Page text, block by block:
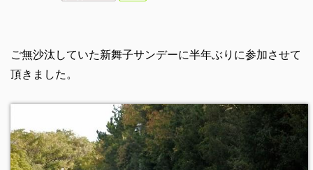
ご無沙汰していた新舞子サンデーに半年ぶりに参加させて
頂きました。